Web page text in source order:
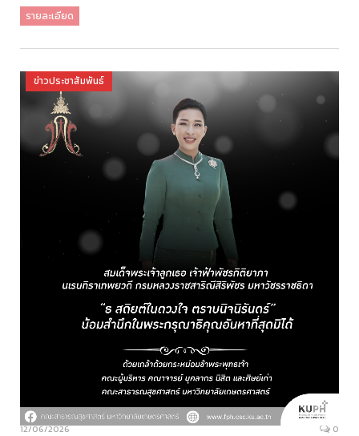
รายละเอียด
ข่าวประชาสัมพันธ์
12/06/2026 0